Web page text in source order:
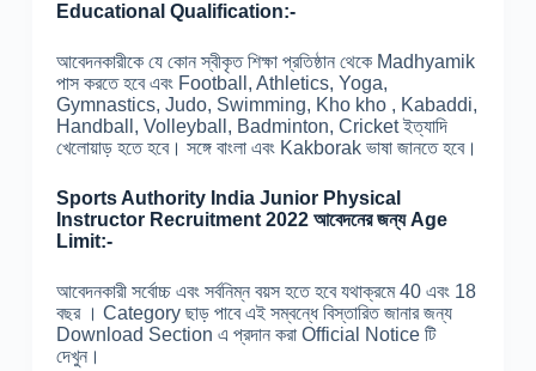
Educational Qualification:-
আবেদনকারীকে যে কোন স্বীকৃত শিক্ষা প্রতিষ্ঠান থেকে Madhyamik
পাস করতে হবে এবং Football, Athletics, Yoga,
Gymnastics, Judo, Swimming, Kho kho , Kabaddi,
Handball, Volleyball, Badminton, Cricket ইত্যাদি
খেলোয়াড় হতে হবে। সঙ্গে বাংলা এবং Kakborak ভাষা জানতে হবে।
Sports Authority India Junior Physical
Instructor Recruitment 2022 আবেদনের জন্য Age
Limit:-
আবেদনকারী সর্বোচ্চ এবং সর্বনিম্ন বয়স হতে হবে যথাক্রমে 40 এবং 18
বছর । Category ছাড় পাবে এই সম্বন্ধে বিস্তারিত জানার জন্য
Download Section এ প্রদান করা Official Notice টি
দেখুন।